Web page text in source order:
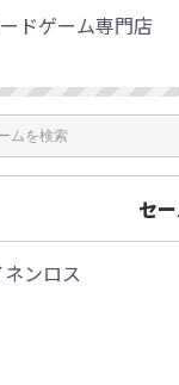
ドゲーム専門店
セ